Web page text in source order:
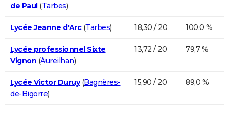
de Paul(Tarbes)
Lycée Jeanne d'Arc(Tarbes) 18,30 / 20 100,0 %
Lycée professionnel Sixte
Vignon (Aureilhan)
13,72 / 20 79,7 %
Lycée Victor Duruy(Bagnères-
de-Bigorre)
15,90 / 20 89,0 %